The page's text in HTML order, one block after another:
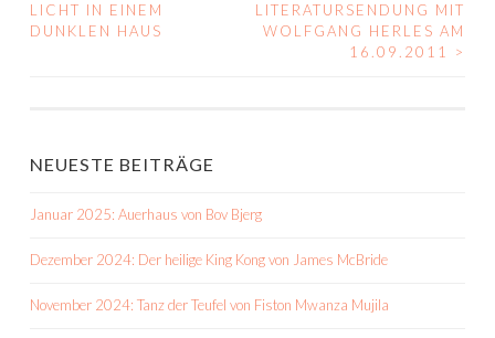
NAVIGATION
LICHT IN EINEM
DUNKLEN HAUS
LITERATURSENDUNG MIT
WOLFGANG HERLES AM
16.09.2011
>
NEUESTE BEITRÄGE
Januar 2025: Auerhaus von Bov Bjerg
Dezember 2024: Der heilige King Kong von James McBride
November 2024: Tanz der Teufel von Fiston Mwanza Mujila